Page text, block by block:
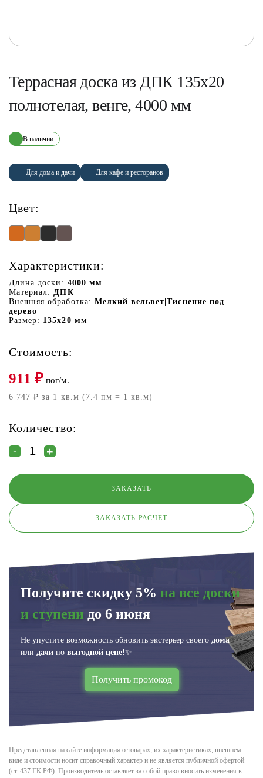
Террасная доска из ДПК 135х20
полнотелая, венге, 4000 мм
В наличии
Для дома и дачи Для кафе и ресторанов
Цвет:
Характеристики:
Длина доски: 4000 мм
Материал: ДПК
Внешняя обработка: Мелкий вельвет|Тиснение под
дерево
Размер: 135х20 мм
Стоимость:
911 ₽ пог/м.
6 747 ₽ за 1 кв.м (7.4 пм = 1 кв.м)
Количество:
ЗАКАЗАТЬ РАСЧЕТ
Получите скидку 5% на все доски
и ступени до 6 июня
Не упустите возможность обновить экстерьер своего дома
или дачи по выгодной цене!✨
Получить промокод
Представленная на сайте информация о товарах, их характеристиках, внешнем
виде и стоимости носит справочный характер и не является публичной офертой
(ст. 437 ГК РФ). Производитель оставляет за собой право вносить изменения в